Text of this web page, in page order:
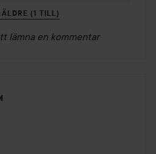
(1 TILL)
lämna en kommentar
1 år